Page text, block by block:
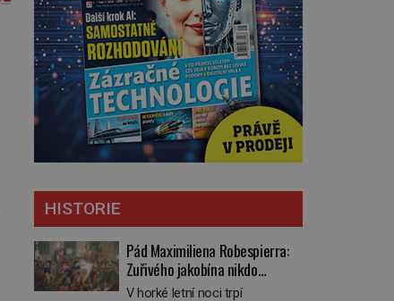
HISTORIE
Pád Maximiliena Robespierra:
Zuřivého jakobína nikdo
nelitoval?
V horké letní noci trpí